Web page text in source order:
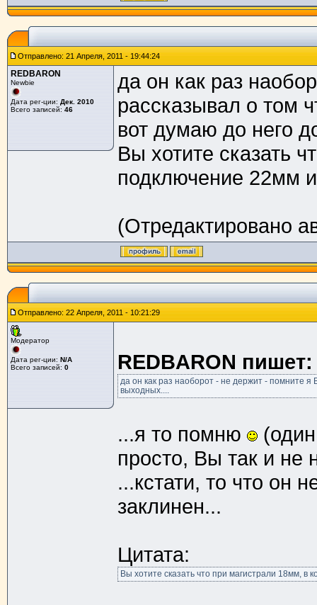
Отправлено: 21 Апреля, 2011 - 19:44:24
REDBARON
Newbie
Дата рег-ции: Дек. 2010
Всего записей: 46
да он как раз
рассказывал о том
вот думаю до него
Вы хотите сказать
подключение 22мм
(Отредактировано
Отправлено: 22 Апреля, 2011 - 10:21:29
Модератор
Дата рег-ции: N/A
Всего записей: 0 REDBARON пишет:
да он как раз наоборот - не держит - помните я
выходных....
...я то помню
просто, Вы так и не
...кстати, то что он
заклинен...
Цитата:
Вы хотите сказать что при магистрали 18мм, в